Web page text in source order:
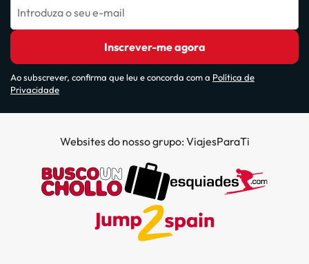
Introduza o seu e-mail
Inscrever-me agora
Ao subscrever, confirma que leu e concorda com a Política de
Privacidade
Websites do nosso grupo: ViajesParaTi